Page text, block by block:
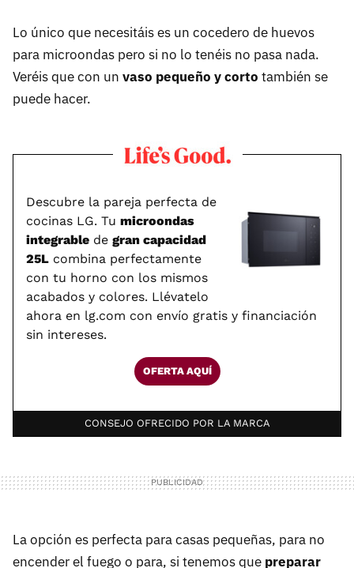
Lo único que necesitáis es un cocedero de huevos
para microondas pero si no lo tenéis no pasa nada.
Veréis que con un vaso pequeño y corto también se
puede hacer.
Descubre la pareja perfecta de
cocinas LG. Tu microondas
integrable de gran capacidad
25L combina perfectamente
con tu horno con los mismos
acabados y colores. Llévatelo
ahora en lg.com con envío gratis y financiación
sin intereses.
OFERTA AQUÍ
CONSEJO OFRECIDO POR LA MARCA
La opción es perfecta para casas pequeñas, para no
encender el fuego o para, si tenemos que preparar